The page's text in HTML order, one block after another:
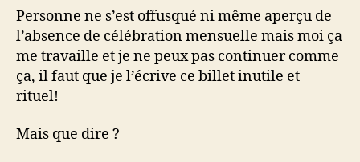
et
une
semaine
Personne ne s’est offusqué ni même aperçu de
l’absence de célébration mensuelle mais moi ça
me travaille et je ne peux pas continuer comme
ça, il faut que je l’écrive ce billet inutile et
rituel!
Mais que dire ?